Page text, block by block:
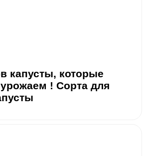
капусты, которые
урожаем ! Сорта для